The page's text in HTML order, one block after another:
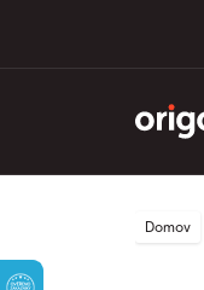
Domov